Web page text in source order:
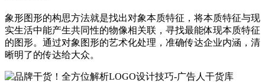
象形图形的构思方法就是找出对象本质特征，将本质特征与现
实生活中能产生共同性的物像相关联，寻找最能体现本质特征
的图形。通过对象图形的艺术化处理，准确传达企业内涵，清
晰明了的传达给大众。